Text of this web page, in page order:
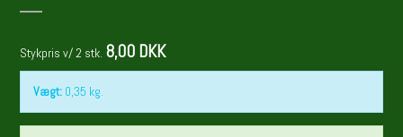
Stykpris v/ 2 stk. 8,00 DKK
Vægt: 0,35 kg.